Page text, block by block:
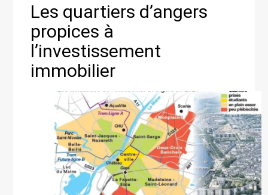
Les quartiers d’angers
propices à
l’investissement
immobilier